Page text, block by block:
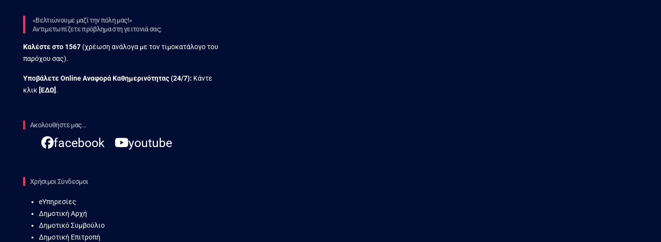
«Βελτιώνουμε μαζί την πόλη μας!»
Αντιμετωπίζετε πρόβλημα στη γειτονιά σας;
Καλέστε στο 1567 (χρέωση ανάλογα με τον τιμοκατάλογο του
παρόχου σας).
Υποβάλετε Online Αναφορά Kαθημερινότητας (24/7): Κάντε
κλικ [ΕΔΩ] .
Ακολουθήστε μας...
facebook youtube
Χρήσιμοι Σύνδεσμοι
eΥπηρεσίες
Δημοτική Αρχή
Δημοτικό Συμβούλιο
Δημοτική Επιτροπή